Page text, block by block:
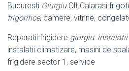
Bucuresti GiurgiuOlt Calarasi
frigorifice, camere, vitrine,
Reparatii frigidere giurgiu:
instalatii climatizare, masini de
frigidere sector 1, service